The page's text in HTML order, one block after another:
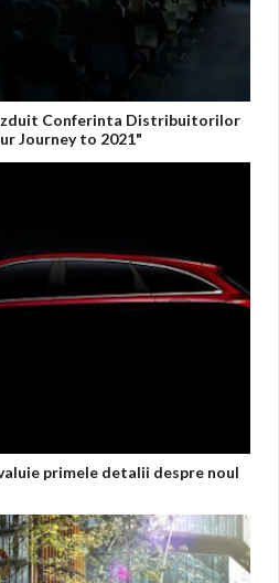
Conferinta Distribuitorilor
Journey to 2021"
primele detalii despre noul